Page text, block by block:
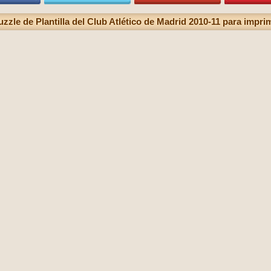
de Plantilla del Club Atlético de Madrid 2010-11 para